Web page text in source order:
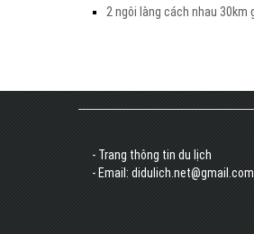
2 ngôi làng cách nhau
- Trang thông tin du lịch
- Email: didulich.net@gmail.com